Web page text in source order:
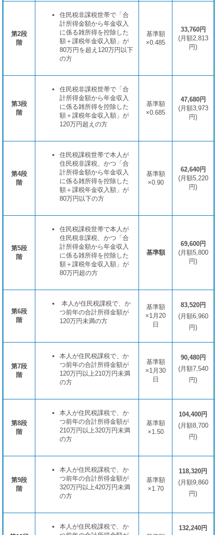
第2段
階
住民税非課税世帯で「合
計所得金額から年金収入
に係る雑所得を控除した
額＋課税年金収入額」が
80万円を超え120万円以下
の方
基準額
×0.485
33,760円
(月額2,813
円)
第3段
階
住民税非課税世帯で「合
計所得金額から年金収入
に係る雑所得を控除した
額＋課税年金収入額」が
120万円超えの方
基準額
×0.685
47,680円
(月額3,973
円)
第4段
階
住民税課税世帯で本人が
住民税非課税、かつ「合
計所得金額から年金収入
に係る雑所得を控除した
額＋課税年金収入額」が
80万円以下の方
基準額
×0.90
62,640円
(月額5,220
円)
第5段
階
住民税課税世帯で本人が
住民税非課税、かつ「合
計所得金額から年金収入
に係る雑所得を控除した
額＋課税年金収入額」が
80万円超の方
基準額
69,600円
(月額5,800
円)
第6段
階
本人が住民税課税で、か
つ前年の合計所得金額が
120万円未満の方
基準額
×1月20
日
83,520円
(月額6,960
円)
第7段
階
本人が住民税課税で、か
つ前年の合計所得金額が
120万円以上210万円未満
の方
基準額
×1月30
日
90,480円
(月額7,540
円)
第8段
階
本人が住民税課税で、か
つ前年の合計所得金額が
210万円以上320万円未満
の方
基準額
×1.50
104,400円
(月額8,700
円)
第9段
階
本人が住民税課税で、か
つ前年の合計所得金額が
320万円以上420万円未満
の方
基準額
×1.70
118,320円
(月額9,860
円)
本人が住民税課税で、か
132,240円